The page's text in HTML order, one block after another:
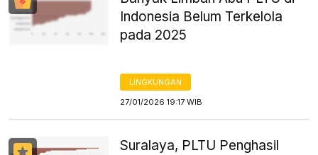
Indonesia Belum Terkelola
pada 2025
LINGKUNGAN
27/01/2026 19:17 WIB
Suralaya, PLTU Penghasil